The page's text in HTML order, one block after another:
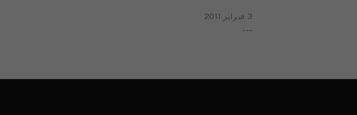
3 فبراير 2011